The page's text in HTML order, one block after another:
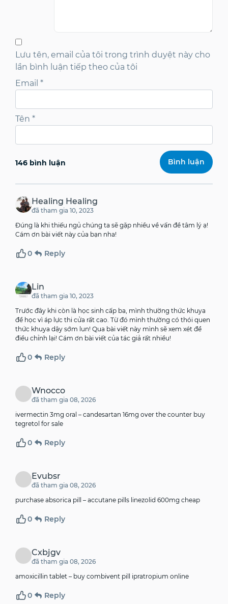
Lưu tên, email của tôi trong trình duyệt này cho
lần bình luận tiếp theo của tôi
Email *
Tên *
146 bình luận
Healing Healing
đã tham gia 10, 2023
Đúng là khi thiếu ngủ chúng ta sẽ gặp nhiều về vấn đề tâm lý ạ!
Cám ơn bài viết này của bạn nha!
0 Reply
Lin
đã tham gia 10, 2023
Trước đây khi còn là học sinh cấp ba, mình thường thức khuya
để học vì áp lực thi cửa rất cao. Từ đó mình thường có thói quen
thức khuya dậy sớm lun! Qua bài viết này mình sẽ xem xét để
điều chỉnh lại! Cám ơn bài viết của tác giả rất nhiều!
0 Reply
Wnocco
đã tham gia 08, 2026
ivermectin 3mg oral – candesartan 16mg over the counter buy
tegretol for sale
0 Reply
Evubsr
đã tham gia 08, 2026
purchase absorica pill – accutane pills linezolid 600mg cheap
0 Reply
Cxbjgv
đã tham gia 08, 2026
amoxicillin tablet – buy combivent pill ipratropium online
0 Reply